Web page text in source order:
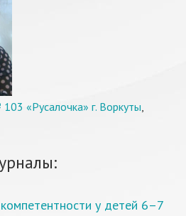
«Русалочка» г. Воркуты,
у детей 6–7